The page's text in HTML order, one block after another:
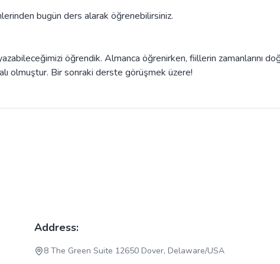
bugün ders alarak öğrenebilirsiniz.
öğrendik. Almanca öğrenirken, fiillerin zamanlarını
olmuştur. Bir sonraki derste görüşmek üzere!
Address:
8 The Green Suite 12650 Dover, Delaware/USA